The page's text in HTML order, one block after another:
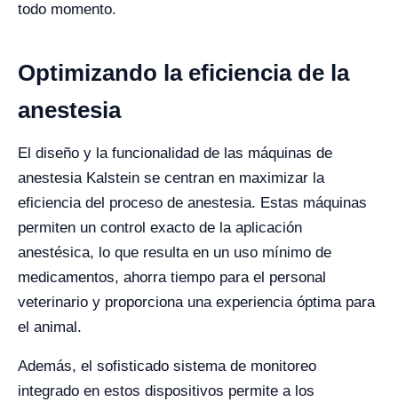
todo momento.
Optimizando la eficiencia de la
anestesia
El diseño y la funcionalidad de las máquinas de
anestesia Kalstein se centran en maximizar la
eficiencia del proceso de anestesia. Estas máquinas
permiten un control exacto de la aplicación
anestésica, lo que resulta en un uso mínimo de
medicamentos, ahorra tiempo para el personal
veterinario y proporciona una experiencia óptima para
el animal.
Además, el sofisticado sistema de monitoreo
integrado en estos dispositivos permite a los